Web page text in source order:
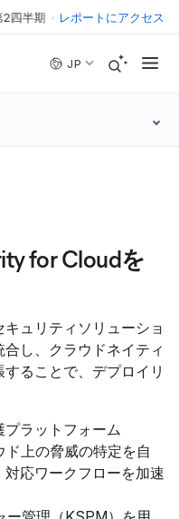
半期 • The Forrester Wave™:
レポートにアクセス
JP
for Cloudを
ュリティソリューショ
し、クラウドネイティ
ることで、デプロイリ
ラットフォーム
ド上の脅威の特定を自
応ワークフローを加速